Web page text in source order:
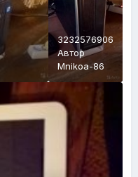
3232576906
Автор
Mnikoa-86